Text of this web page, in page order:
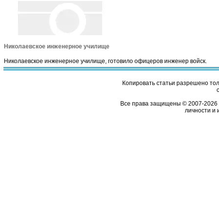
Николаевское инженерное училище
Николаевское инженерное училище, готовило офицеров инженер войск.
Копировать статьи разрешено
Все права защищены © 2007-2026
личности и